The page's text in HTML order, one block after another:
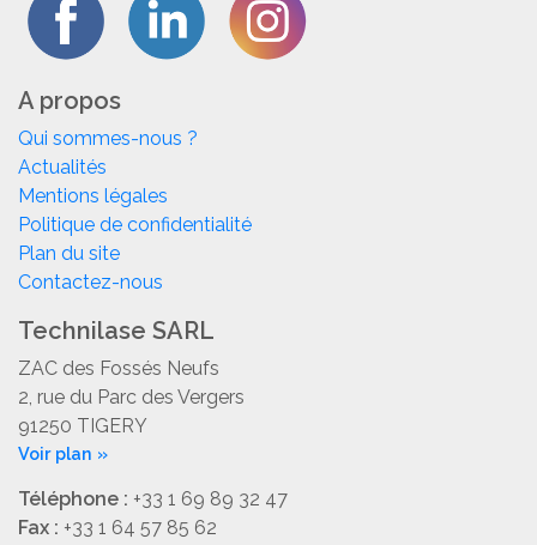
A propos
Qui sommes-nous ?
Actualités
Mentions légales
Politique de confidentialité
Plan du site
Contactez-nous
Technilase SARL
ZAC des Fossés Neufs
2, rue du Parc des Vergers
91250 TIGERY
Voir plan »
Téléphone : +33 1 69 89 32 47
Fax : +33 1 64 57 85 62